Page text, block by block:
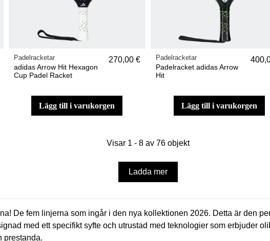
Padelracketar
adidas Arrow Hit Hexagon
Cup Padel Racket
270,00 €
lägg till i varukorgen
Padelracketar
Padelracket adidas Arrow
Hit
lägg till i varukorgen
Visar 1 - 8 av 76 objekt
Ladda mer
De fem linjerna som ingår i den nya kollektionen 2026. Detta är den
med ett specifikt syfte och utrustad med teknologier som erbjuder
prestanda.